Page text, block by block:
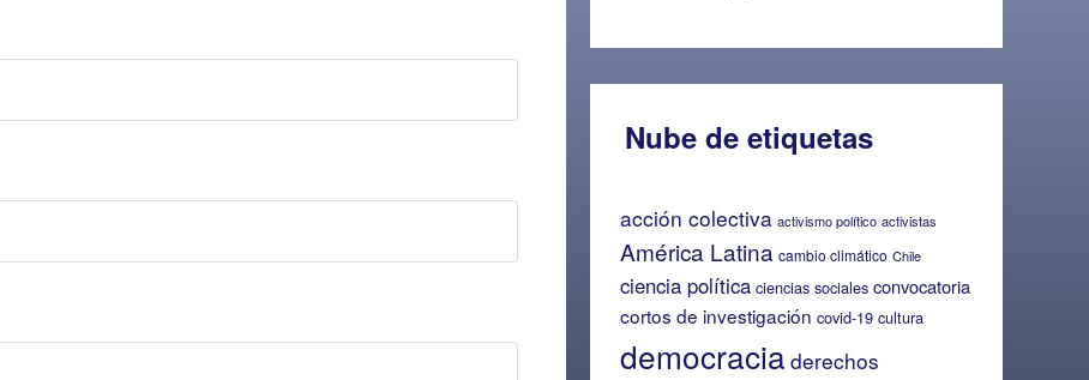
Nube de etiquetas
acción colectiva activismo político activistas
América Latina cambio climático Chile
ciencia política ciencias sociales convocatoria
cortos de investigación covid-19 cultura
democracia derechos